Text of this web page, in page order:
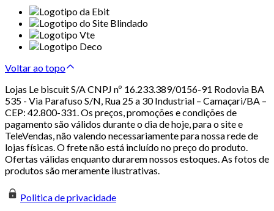
Voltar ao topo
Lojas Le biscuit S/A CNPJ nº 16.233.389/0156-91 Rodovia BA
535 - Via Parafuso S/N, Rua 25 a 30 Industrial – Camaçari/BA –
CEP: 42.800-331. Os preços, promoções e condições de
pagamento são válidos durante o dia de hoje, para o site e
TeleVendas, não valendo necessariamente para nossa rede de
lojas físicas. O frete não está incluído no preço do produto.
Ofertas válidas enquanto durarem nossos estoques. As fotos de
produtos são meramente ilustrativas.
Politica de privacidade